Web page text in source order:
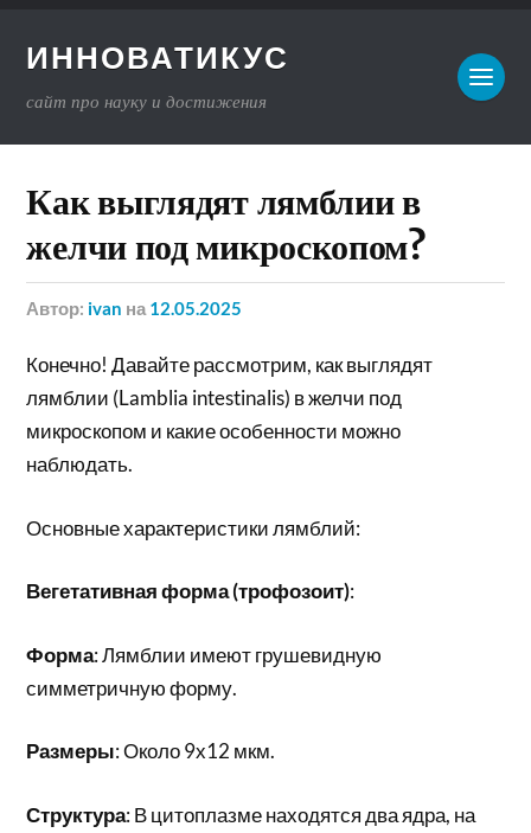
ИННОВАТИКУС
сайт про науку и достижения
Как выглядят лямблии в
желчи под микроскопом?
Автор: ivan на 12.05.2025
Конечно! Давайте рассмотрим, как выглядят
лямблии (Lamblia intestinalis) в желчи под
микроскопом и какие особенности можно
наблюдать.
Основные характеристики лямблий:
Вегетативная форма (трофозоит):
Форма: Лямблии имеют грушевидную
симметричную форму.
Размеры: Около 9х12 мкм.
Структура: В цитоплазме находятся два ядра, на